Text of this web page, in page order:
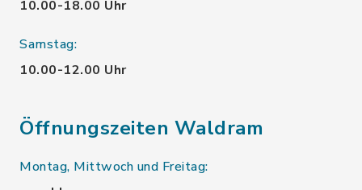
10.00-18.00 Uhr
Samstag:
10.00-12.00 Uhr
Öffnungszeiten Waldram
Montag, Mittwoch und Freitag: